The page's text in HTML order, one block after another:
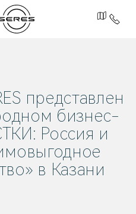
представлен
бизнес-
Россия и
в Казани